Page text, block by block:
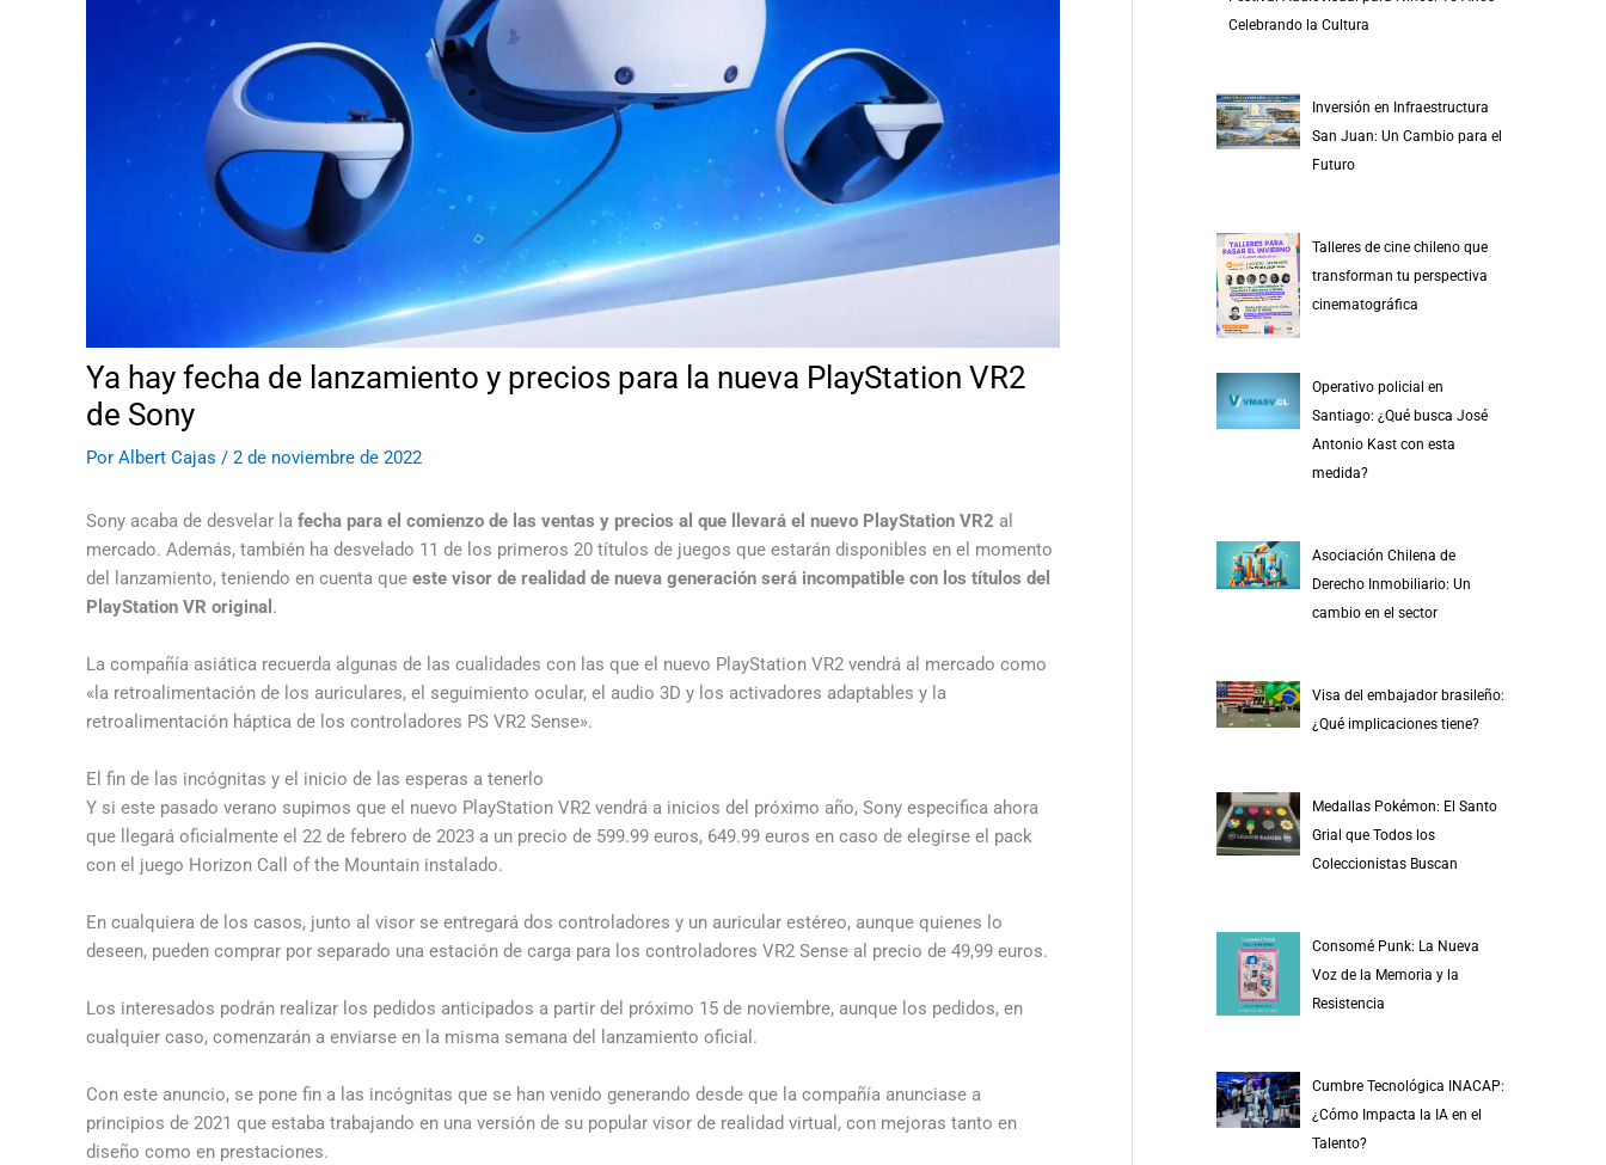
Ya hay fecha de lanzamiento y precios para la nueva PlayStation VR2
de Sony
Por Albert Cajas / 2 de noviembre de 2022
Sony acaba de desvelar la fecha para el comienzo de las ventas y precios al que llevará el nuevo PlayStation VR2 al
mercado. Además, también ha desvelado 11 de los primeros 20 títulos de juegos que estarán disponibles en el momento
del lanzamiento, teniendo en cuenta que este visor de realidad de nueva generación será incompatible con los títulos del
PlayStation VR original .
La compañía asiática recuerda algunas de las cualidades con las que el nuevo PlayStation VR2 vendrá al mercado como
«la retroalimentación de los auriculares, el seguimiento ocular, el audio 3D y los activadores adaptables y la
retroalimentación háptica de los controladores PS VR2 Sense».
El fin de las incógnitas y el inicio de las esperas a tenerlo
Y si este pasado verano supimos que el nuevo PlayStation VR2 vendrá a inicios del próximo año, Sony especifica ahora
que llegará oficialmente el 22 de febrero de 2023 a un precio de 599.99 euros, 649.99 euros en caso de elegirse el pack
con el juego Horizon Call of the Mountain instalado.
En cualquiera de los casos, junto al visor se entregará dos controladores y un auricular estéreo, aunque quienes lo
deseen, pueden comprar por separado una estación de carga para los controladores VR2 Sense al precio de 49,99 euros.
Los interesados podrán realizar los pedidos anticipados a partir del próximo 15 de noviembre, aunque los pedidos, en
cualquier caso, comenzarán a enviarse en la misma semana del lanzamiento oficial.
Con este anuncio, se pone fin a las incógnitas que se han venido generando desde que la compañía anunciase a
principios de 2021 que estaba trabajando en una versión de su popular visor de realidad virtual, con mejoras tanto en
diseño como en prestaciones.
Celebrando la Cultura
Inversión en Infraestructura
San Juan: Un Cambio para el
Futuro
Talleres de cine chileno que
transforman tu perspectiva
cinematográfica
Operativo policial en
Santiago: ¿Qué busca José
Antonio Kast con esta
medida?
Asociación Chilena de
Derecho Inmobiliario: Un
cambio en el sector
Visa del embajador brasileño:
¿Qué implicaciones tiene?
Medallas Pokémon: El Santo
Grial que Todos los
Coleccionistas Buscan
Consomé Punk: La Nueva
Voz de la Memoria y la
Resistencia
Cumbre Tecnológica INACAP:
¿Cómo Impacta la IA en el
Talento?